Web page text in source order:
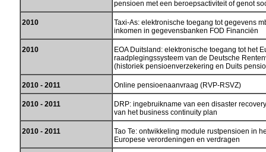
pensioen met een beroepsactiviteit of genot
2010
Taxi-As: elektronische toegang tot gegevens
inkomen in gegevensbanken FOD Financiën
2010
EOA Duitsland: elektronische toegang tot het
raadplegingssysteem van de Deutsche
(historiek pensioenverzekering en Duits
2010 - 2011 Online pensioenaanvraag (RVP-RSVZ)
2010 - 2011
DRP: ingebruikname van een disaster
van het business continuity plan
2010 - 2011
Tao Te: ontwikkeling module rustpensioen in
Europese verordeningen en verdragen